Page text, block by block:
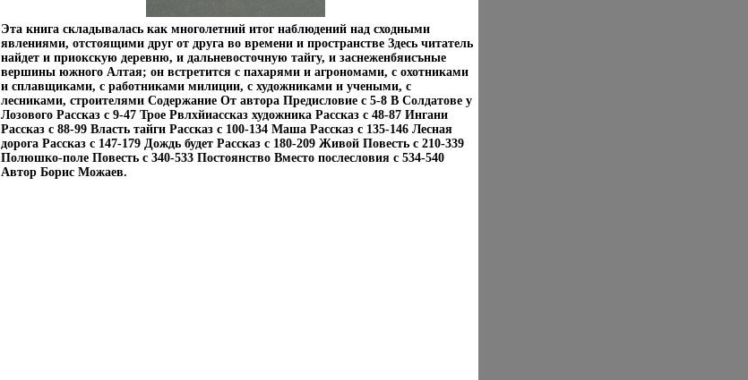
Эта книга складывалась как многолетний итог наблюдений над сходными
явлениями, отстоящими друг от друга во времени и пространстве Здесь читатель
найдет и приокскую деревню, и дальневосточную тайгу, и заснеженбяисъные
вершины южного Алтая; он встретится с пахарями и агрономами, с охотниками
и сплавщиками, с работниками милиции, с художниками и учеными, с
лесниками, строителями Содержание От автора Предисловие c 5-8 В Солдатове у
Лозового Рассказ c 9-47 Трое Рвлхйиассказ художника Рассказ c 48-87 Ингани
Рассказ c 88-99 Власть тайги Рассказ c 100-134 Маша Рассказ c 135-146 Лесная
дорога Рассказ c 147-179 Дождь будет Рассказ c 180-209 Живой Повесть c 210-339
Полюшко-поле Повесть c 340-533 Постоянство Вместо послесловия c 534-540
Автор Борис Можаев.